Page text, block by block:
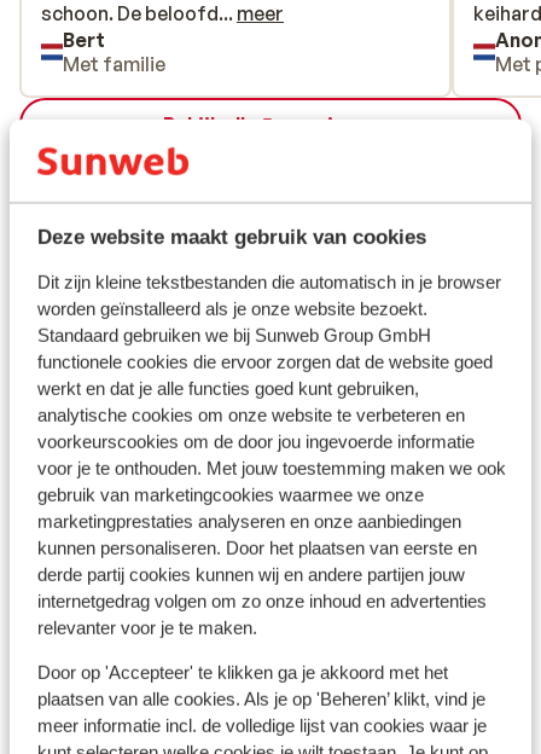
Deze website maakt gebruik van cookies
Dit zijn kleine tekstbestanden die automatisch in je browser
worden geïnstalleerd als je onze website bezoekt.
Standaard gebruiken we bij Sunweb Group GmbH
functionele cookies die ervoor zorgen dat de website goed
werkt en dat je alle functies goed kunt gebruiken,
analytische cookies om onze website te verbeteren en
voorkeurscookies om de door jou ingevoerde informatie
voor je te onthouden. Met jouw toestemming maken we ook
gebruik van marketingcookies waarmee we onze
marketingprestaties analyseren en onze aanbiedingen
kunnen personaliseren. Door het plaatsen van eerste en
derde partij cookies kunnen wij en andere partijen jouw
internetgedrag volgen om zo onze inhoud en advertenties
relevanter voor je te maken.
Door op 'Accepteer' te klikken ga je akkoord met het
plaatsen van alle cookies. Als je op 'Beheren’ klikt, vind je
meer informatie incl. de volledige lijst van cookies waar je
schoon. De beloofde ligging vlakbij zee
klopte, maar het strand was vies en
nauwelijks toegankelijk. Wel enkele
minpuntjes: de wifi werkte nauwelijks en
enkele Italiaanse buren, die het volstrekt
niet om te hoeven lopen en tenslotte was
het jammer dat de receptie en de leiding
nauwelijks Engels spraken, waardoor er
van een echt contact geen sprake was.
Ook was er veel herrie op een naburig park,
maar daar kon onze residentie natuurlijk
weinig aan doen.
schoon. De beloofd... meer
Bert
Met familie
keer
harde
op
ons
weer
zo
Met
Bekijk alle 5 ervaringen
Ligging
Bekijk op kaart
In de buurt
Strand: 200 m
Centrum Campofelice di rocella: 4 km
Centrum Cefalu: 17 km
Luchthaven: 82 km
Winkels: 4 km
(Mini)supermarkt: 4 km
Andere accommodaties in Sicilië